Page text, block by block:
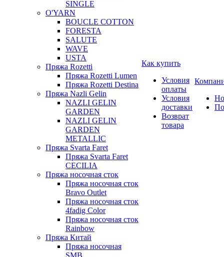
SINGLE
O'YARN
BOUCLE COTTON
FORESTA
SALUTE
WAVE
USTA
Пряжа Rozetti
Пряжа Rozetti Lumen
Пряжа Rozetti Destina
Пряжа Nazli Gelin
NAZLI GELIN
GARDEN
NAZLI GELIN
GARDEN
METALLIC
Пряжа Svarta Faret
Пряжа Svarta Faret
CECILIA
Пряжа носочная сток
Пряжа носочная сток
Bravo Outlet
Пряжа носочная сток
4fadig Color
Пряжа носочная сток
Rainbow
Пряжа Китай
Пряжа носочная
SMB
Как купить
Условия
оплаты
Условия
доставки
Возврат
товара